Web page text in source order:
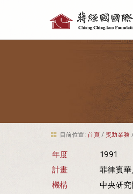
具
目前位置: 首頁 / 獎助業務 /
年度
1991
計畫
菲律賓
機構
中央研